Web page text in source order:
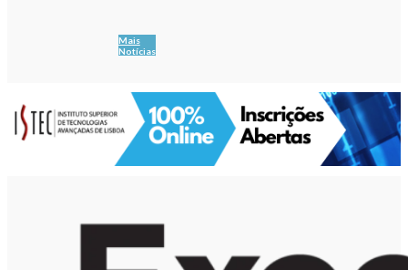
Mais
Notícias